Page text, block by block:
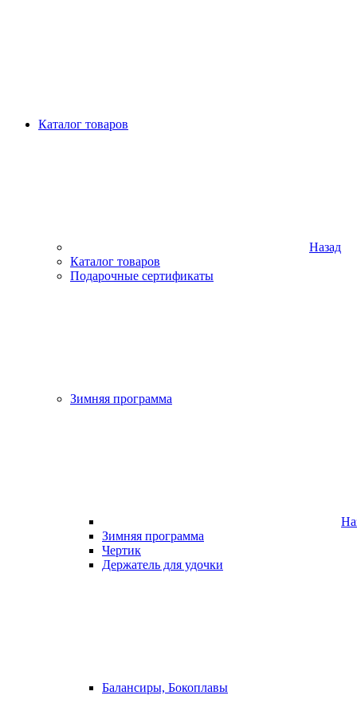
Каталог товаров
Назад
Каталог товаров
Подарочные сертификаты
Зимняя программа
Зимняя программа
Чертик
Держатель для удочки
Балансиры, Бокоплавы